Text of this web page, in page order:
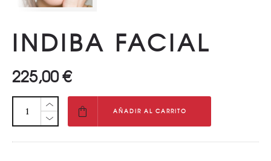
INDIBA FACIAL
225,00€
AÑADIR AL CARRITO